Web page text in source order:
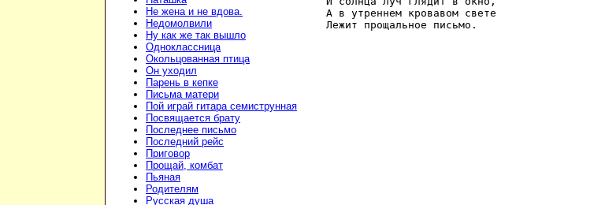
Не жена и не вдова.
Недомолвили
Ну как же так вышло
Одноклассница
Окольцованная птица
Он уходил
Парень в кепке
Письма матери
Пой играй гитара семиструнная
Посвящается брату
Последнее письмо
Последний рейс
Приговор
Прощай, комбат
Пьяная
Родителям
Русская душа
   А в утреннем кровавом свете
   Лежит прощальное письмо.